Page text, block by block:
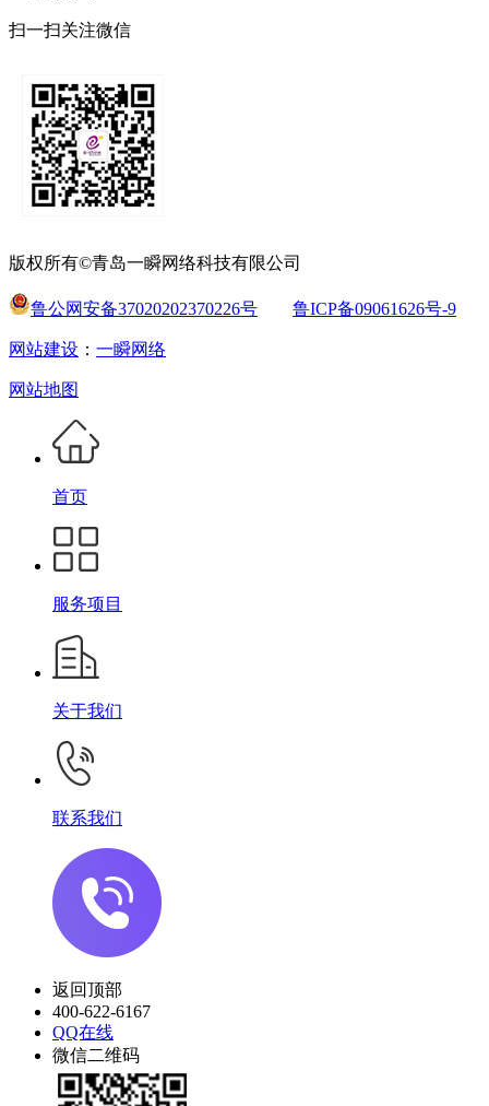
扫一扫关注微信
版权所有©青岛一瞬网络科技有限公司
鲁公网安备37020202370226号 鲁ICP备09061626号-9
网站建设 ： 一瞬网络
网站地图
首页
服务项目
关于我们
联系我们
返回顶部
400-622-6167
QQ在线
微信二维码